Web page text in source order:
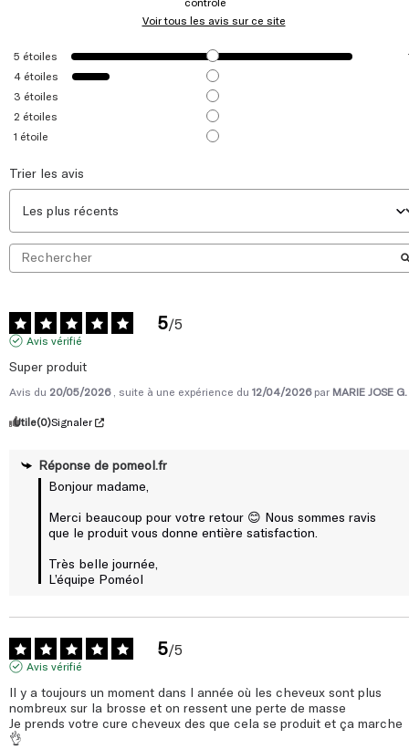
Voir tous les avis sur ce site
5 étoiles
4 étoiles
3 étoiles
2 étoiles
1 étoile
Trier les avis
5/5
Avis vérifié
Super produit
Avis du 20/05/2026 , suite à une expérience du 12/04/2026 par MARIE JOSE G.
Utile(0)Signaler
Réponse de pomeol.fr
Bonjour madame,
Merci beaucoup pour votre retour 😊 Nous sommes ravis
que le produit vous donne entière satisfaction.
Très belle journée,
L’équipe Poméol
5/5
Avis vérifié
Il y a toujours un moment dans l année où les cheveux sont plus
nombreux sur la brosse et on ressent une perte de masse
Je prends votre cure cheveux des que cela se produit et ça marche
👌